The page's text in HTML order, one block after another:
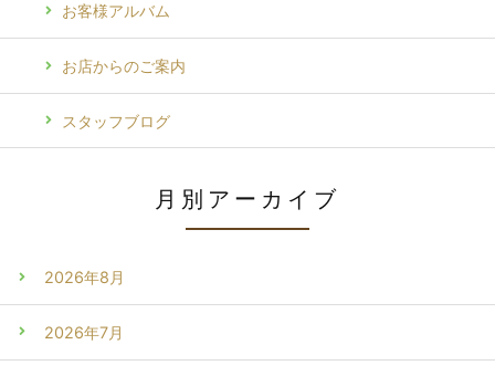
お客様アルバム
お店からのご案内
スタッフブログ
月別アーカイブ
2026年8月
2026年7月